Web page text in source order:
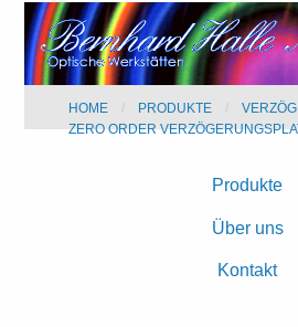
HOME PRODUKTE
ZERO ORDER
Produkte
Über uns
Kontakt